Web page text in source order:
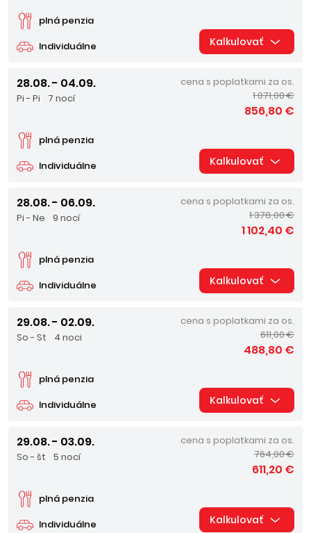
Individuálne
plná penzia
Kalkulovať
28.08. - 04.09.
Pi - Pi 7 nocí
Individuálne
plná penzia
cena s poplatkami za os.
1 071,00 €
856,80 €
Kalkulovať
28.08. - 06.09.
Pi - Ne 9 nocí
Individuálne
plná penzia
cena s poplatkami za os.
1 378,00 €
1 102,40 €
Kalkulovať
29.08. - 02.09.
So - St 4 noci
Individuálne
plná penzia
cena s poplatkami za os.
611,00 €
488,80 €
Kalkulovať
29.08. - 03.09.
So - št 5 nocí
Individuálne
plná penzia
cena s poplatkami za os.
764,00 €
611,20 €
Kalkulovať